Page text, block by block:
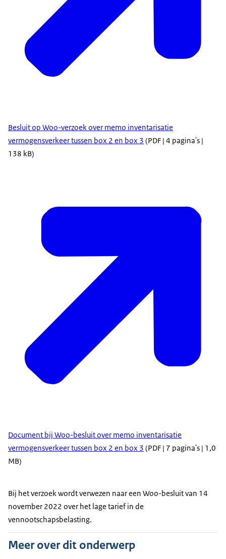
Besluit op Woo-verzoek over memo inventarisatie
vermogensverkeer tussen box 2 en box 3 (PDF | 4 pagina's |
138 kB)
Document bij Woo-besluit over memo inventarisatie
vermogensverkeer tussen box 2 en box 3 (PDF | 7 pagina's | 1,0
MB)
Bij het verzoek wordt verwezen naar een Woo-besluit van 14
november 2022 over het lage tarief in de
vennootschapsbelasting.
Meer over dit onderwerp